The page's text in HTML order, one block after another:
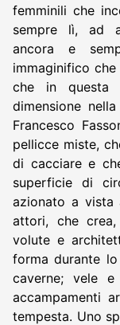
femminili che
sempre lì, ad
ancora e
immaginifico
che in questa
dimensione
Francesco
pellicce miste,
di cacciare e
superficie di
azionato a
attori, che
volute e
forma durante
caverne; vele
accampamenti
tempesta. Uno